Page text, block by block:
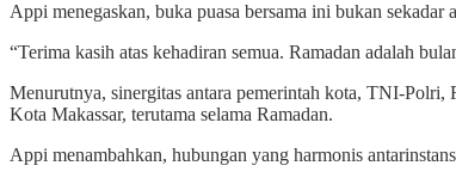
Appi menegaskan, buka puasa bersama ini bukan
“Terima kasih atas kehadiran semua. Ramadan adalah
Menurutnya, sinergitas antara pemerintah kota, TNI-Polri,
Kota Makassar, terutama selama Ramadan.
Appi menambahkan, hubungan yang harmonis